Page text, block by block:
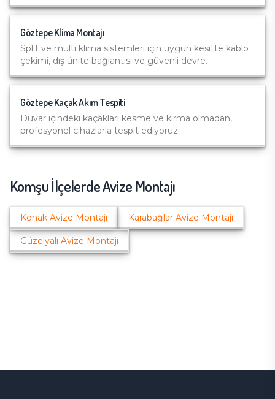
GöztepeKlima Montajı
Split ve multi klima sistemleri için uygun kesitte kablo
çekimi, dış ünite bağlantısı ve güvenli devre.
GöztepeKaçak Akım Tespiti
Duvar içindeki kaçakları kesme ve kırma olmadan,
profesyonel cihazlarla tespit ediyoruz.
Komşu İlçelerdeAvize Montajı
Konak Avize Montajı Karabağlar Avize Montajı
Güzelyalı Avize Montajı